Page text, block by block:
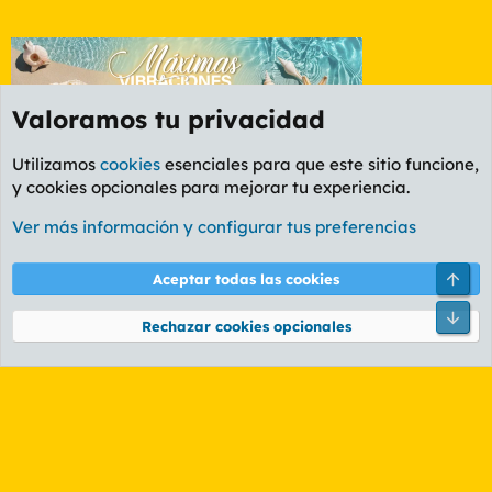
Foro General
Cookies
PL OLDSTYLE AMARILLO
Términos y reglas Política de privacidad Ayuda
Community platform by XenForo® © 2010-2026 XenForo Ltd.
Valoramos tu privacidad
Utilizamos cookies esenciales para que este sitio funcione,
y cookies opcionales para mejorar tu experiencia.
Ver más información y configurar tus preferencias
Aceptar todas las cookies
Rechazar cookies opcionales
Pie